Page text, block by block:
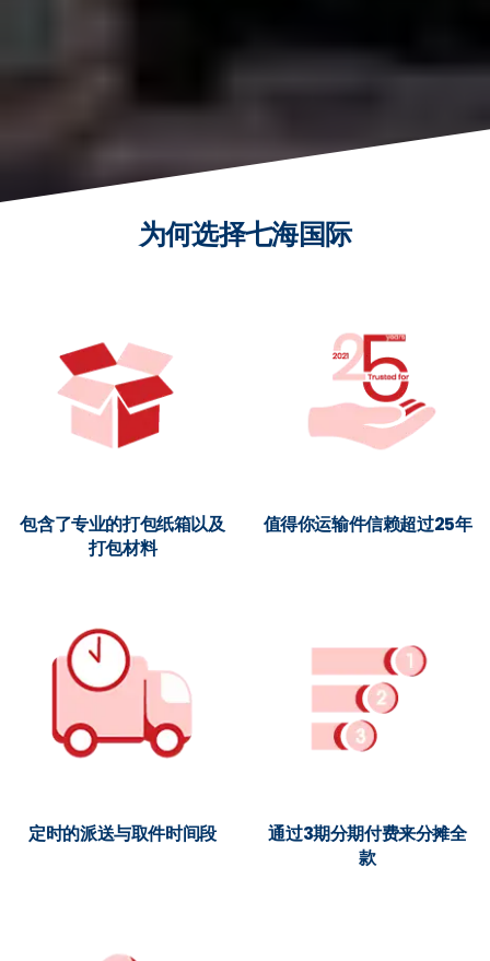
为何选择七海国际
包含了专业的打包纸箱以及
打包材料
值得你运输件信赖超过25年
定时的派送与取件时间段
通过3期分期付费来分摊全
款